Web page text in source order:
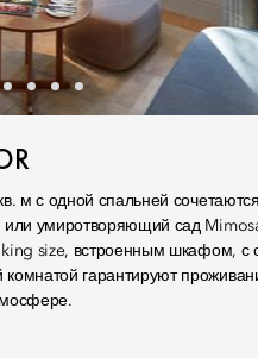
м с одной спальней
или умиротворяющий сад
size, встроенным шкафом, с
гарантируют